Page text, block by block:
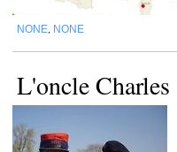
NONE NONE
L'oncle Charles